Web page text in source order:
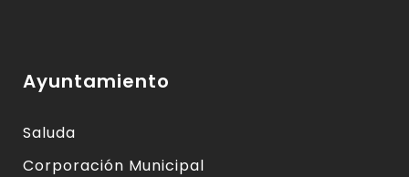
Ayuntamiento
Saluda
Corporación Municipal